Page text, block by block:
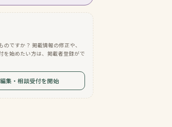
のですか？ 掲載情報の修正や、
を始めたい方は、掲載者登録がで
集・相談受付を開始